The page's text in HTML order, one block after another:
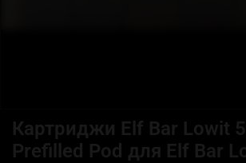
Картриджи Elf Bar Lowit
Prefilled Pod для Elf Bar